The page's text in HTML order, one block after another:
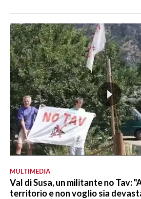
MULTIMEDIA
Val di Susa, un militante no Tav:
territorio e non voglio sia